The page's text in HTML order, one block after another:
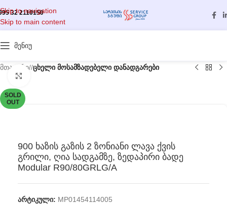
Skip to navigation
Skip to main content
32 2110150
მენიუ
მთავარი/ ცხელი მოსამზადებელი დანადგარები
SOLD
OUT
900 ხაზის გაზის 2 ზონიანი ლავა ქვის
გრილი, ღია სადგამზე, ზედაპირი ბადე
Modular R90/80GRLG/A
არტიკული: MP01454114005